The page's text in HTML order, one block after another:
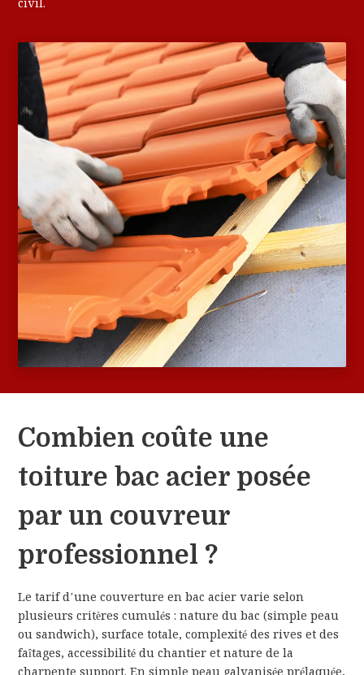
civil.
Combien coûte une
toiture bac acier posée
par un couvreur
professionnel ?
Le tarif d’une couverture en bac acier varie selon
plusieurs critères cumulés : nature du bac (simple peau
ou sandwich), surface totale, complexité des rives et des
faîtages, accessibilité du chantier et nature de la
charpente support. En simple peau galvanisée prélaquée,